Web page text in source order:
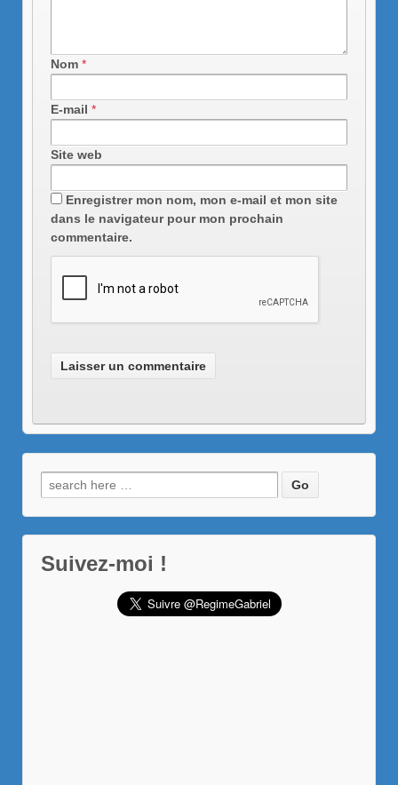
Nom *
E-mail *
Site web
Enregistrer mon nom, mon e-mail et mon site
dans le navigateur pour mon prochain
commentaire.
Recherche
pour:
Suivez-moi !